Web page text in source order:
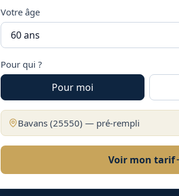
Votre âge
Pour qui ?
Pour moi
Bavans(25550) — pré-rempli
Voir mon tarif